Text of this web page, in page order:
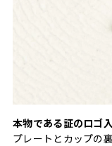
本物である証のロゴ
プレートとカップの